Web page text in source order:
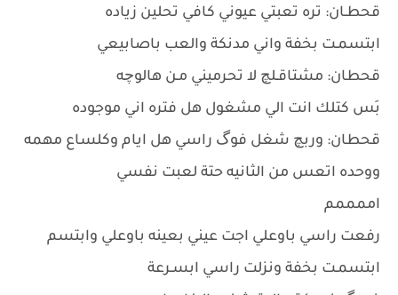
قحطـان: تره تعبتي عيوني كافي تحلين زياده
ابتسمـت بخفة واني مدنكة والعب باصابيعي
قحطان: مشتاقـلچ لا تحرميني مـن هالوچه
بَس كتلك انت الي مشغول هل فتره اني موجوده
قحطان: وربچ شغل فوگ راسي هل ايام وكلساع مهمه
ووحده اتعس من الثانيه حتة لعبت نفسي
اممممم
رفعت راسي باوعلي اجت عيني بعينه باوعلي وابتسم
ابتسمـت بخفة ونزلت راسي ابسـرعة